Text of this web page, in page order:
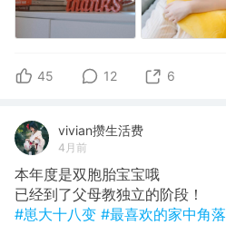
45 12 6
vivian攒生活费
4月前
本年度是双胞胎宝宝哦
已经到了父母教独立的阶段！
#崽大十八变 #最喜欢的家中角落